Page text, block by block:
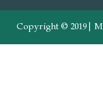
Copyright © 2019 |